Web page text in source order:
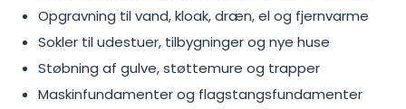
Opgravning til vand, kloak, dræn, el og fjernvarme
Sokler til udestuer, tilbygninger og nye huse
Støbning af gulve, støttemure og trapper
Maskinfundamenter og flagstangsfundamenter